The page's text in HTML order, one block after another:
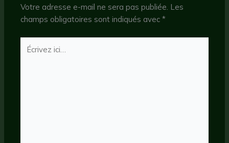
Votre adresse e-mail ne sera pas publiée. Les
champs obligatoires sont indiqués avec*
Écrivez
ici…